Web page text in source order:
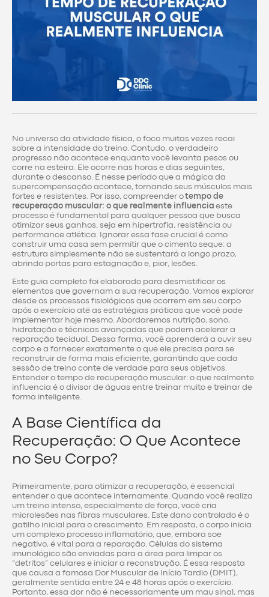
No universo da atividade física, o foco muitas vezes recai
sobre a intensidade do treino. Contudo, o verdadeiro
progresso não acontece enquanto você levanta pesos ou
corre na esteira. Ele ocorre nas horas e dias seguintes,
durante o descanso. É nesse período que a mágica da
supercompensação acontece, tornando seus músculos mais
fortes e resistentes. Por isso, compreender otempo de
recuperação muscular: o que realmente influencia este
processo é fundamental para qualquer pessoa que busca
otimizar seus ganhos, seja em hipertrofia, resistência ou
performance atlética. Ignorar essa fase crucial é como
construir uma casa sem permitir que o cimento seque: a
estrutura simplesmente não se sustentará a longo prazo,
abrindo portas para estagnação e, pior, lesões.
Este guia completo foi elaborado para desmistificar os
elementos que governam a sua recuperação. Vamos explorar
desde os processos fisiológicos que ocorrem em seu corpo
após o exercício até as estratégias práticas que você pode
implementar hoje mesmo. Abordaremos nutrição, sono,
hidratação e técnicas avançadas que podem acelerar a
reparação tecidual. Dessa forma, você aprenderá a ouvir seu
corpo e a fornecer exatamente o que ele precisa para se
reconstruir de forma mais eficiente, garantindo que cada
sessão de treino conte de verdade para seus objetivos.
Entender o tempo de recuperação muscular: o que realmente
influencia é o divisor de águas entre treinar muito e treinar de
forma inteligente.
A Base Científica da
Recuperação: O Que Acontece
no Seu Corpo?
Primeiramente, para otimizar a recuperação, é essencial
entender o que acontece internamente. Quando você realiza
um treino intenso, especialmente de força, você cria
microlesões nas fibras musculares. Este dano controlado é o
gatilho inicial para o crescimento. Em resposta, o corpo inicia
um complexo processo inflamatório, que, embora soe
negativo, é vital para a reparação. Células do sistema
imunológico são enviadas para a área para limpar os
“detritos” celulares e iniciar a reconstrução. É essa resposta
que causa a famosa Dor Muscular de Início Tardio (DMIT),
geralmente sentida entre 24 e 48 horas após o exercício.
Portanto, essa dor não é necessariamente um mau sinal, mas